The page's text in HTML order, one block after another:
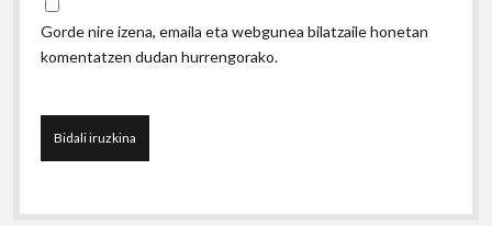
Gorde nire izena, emaila eta webgunea bilatzaile honetan
komentatzen dudan hurrengorako.